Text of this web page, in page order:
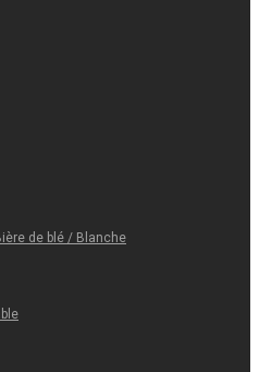
de blé / Blanche